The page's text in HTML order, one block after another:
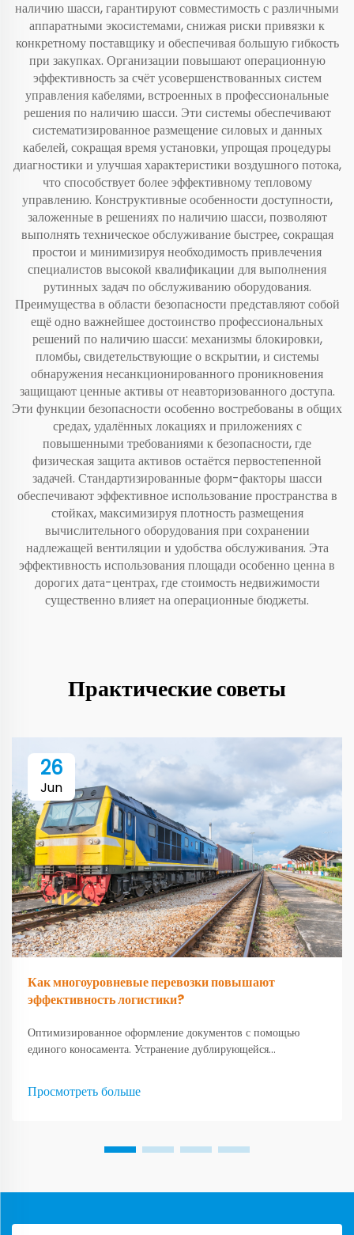
наличию шасси, гарантируют совместимость с различными
аппаратными экосистемами, снижая риски привязки к
конкретному поставщику и обеспечивая большую гибкость
при закупках. Организации повышают операционную
эффективность за счёт усовершенствованных систем
управления кабелями, встроенных в профессиональные
решения по наличию шасси. Эти системы обеспечивают
систематизированное размещение силовых и данных
кабелей, сокращая время установки, упрощая процедуры
диагностики и улучшая характеристики воздушного потока,
что способствует более эффективному тепловому
управлению. Конструктивные особенности доступности,
заложенные в решениях по наличию шасси, позволяют
выполнять техническое обслуживание быстрее, сокращая
простои и минимизируя необходимость привлечения
специалистов высокой квалификации для выполнения
рутинных задач по обслуживанию оборудования.
Преимущества в области безопасности представляют собой
ещё одно важнейшее достоинство профессиональных
решений по наличию шасси: механизмы блокировки,
пломбы, свидетельствующие о вскрытии, и системы
обнаружения несанкционированного проникновения
защищают ценные активы от неавторизованного доступа.
Эти функции безопасности особенно востребованы в общих
средах, удалённых локациях и приложениях с
повышенными требованиями к безопасности, где
физическая защита активов остаётся первостепенной
задачей. Стандартизированные форм-факторы шасси
обеспечивают эффективное использование пространства в
стойках, максимизируя плотность размещения
вычислительного оборудования при сохранении
надлежащей вентиляции и удобства обслуживания. Эта
эффективность использования площади особенно ценна в
дорогих дата-центрах, где стоимость недвижимости
существенно влияет на операционные бюджеты.
Практические советы
26
Jun
Как многоуровневые перевозки повышают
эффективность логистики?
Оптимизированное оформление документов с помощью
единого коносамента. Устранение дублирующейся
они сталкиваются с гораздо меньшим объемом бумажной
Просмотреть больше